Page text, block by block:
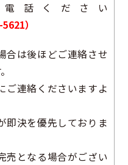
話ください
）
は後ほどご連絡させ
連絡くださいますよ
決を優先しておりま
となる場合がござい